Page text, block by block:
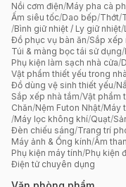
Nồi cơm điện/Máy pha cà
Ấm siêu tốc/Dao bếp/Thớt/
/Bình giữ nhiệt / Ly giữ nhiệt/
Đồ phục vụ bàn ăn/Sắp xếp
Túi & màng bọc tái sử dụng/
Phụ kiện làm sạch nhà cửa/
Vật phẩm thiết yếu trong nhà
Đồ dùng vệ sinh thiết yếu/
Sắp xếp nhà tắm/Vật phẩm
Chăn/Nệm Futon Nhật/Máy
/Máy lọc không khí/Quạt/
Đèn chiếu sáng/Trang trí
Máy ảnh & Ống kính/Âm
Phụ kiện máy tính/Phụ kiện
Điện tử chuyên dụng